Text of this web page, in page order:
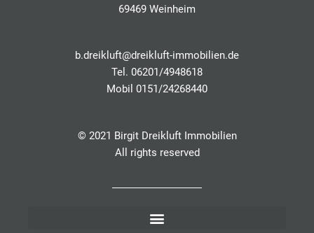
69469 Weinheim
b.dreikluft@dreikluft-immobilien.de
Tel. 06201/4948618
Mobil 0151/24268440
© 2021 Birgit Dreikluft Immobilien
All rights reserved